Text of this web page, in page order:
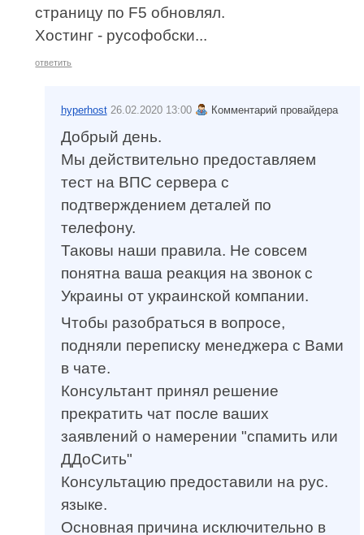
страницу по F5 обновлял.
Хостинг - русофобски...
ответить
hyperhost 26.02.2020 13:00 Комментарий провайдера
Добрый день.
Мы действительно предоставляем
тест на ВПС сервера с
подтверждением деталей по
телефону.
Таковы наши правила. Не совсем
понятна ваша реакция на звонок с
Украины от украинской компании.
Чтобы разобраться в вопросе,
подняли переписку менеджера с Вами
в чате.
Консультант принял решение
прекратить чат после ваших
заявлений о намерении "спамить или
ДДоСить"
Консультацию предоставили на рус.
языке.
Основная причина исключительно в